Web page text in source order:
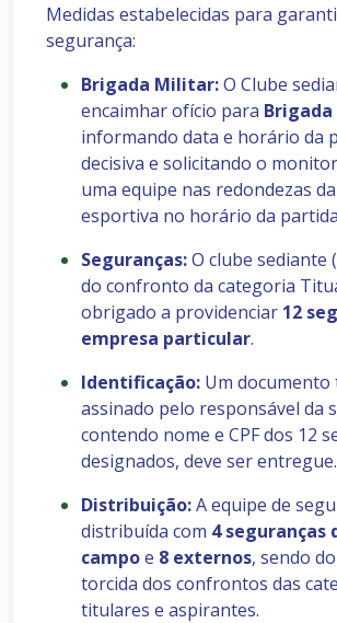
Medidas estabelecidas para
segurança:
Brigada Militar:O Clube
encaimhar ofício para
informando data e horário da
decisiva e solicitando o
uma equipe nas redondezas
esportiva no horário da
Seguranças:O clube sediante
do confronto da categoria
obrigado a providenciar 12
empresa particular.
Identificação: Um
assinado pelo responsável da
contendo nome e CPF dos 12
designados, deve ser entregue.
Distribuição:A equipe de
distribuída com 4 seguranças
campoe 8 externos, sendo
torcida dos confrontos das
titulares e aspirantes.